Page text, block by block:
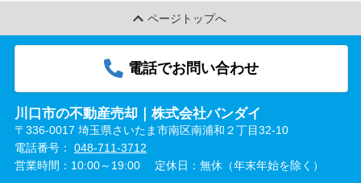
ページトップへ
電話でお問い合わせ
川口市の不動産売却｜株式会社バンダイ
〒336-0017 埼玉県さいたま市南区南浦和２丁目32-10
電話番号： 048-711-3712
営業時間：10:00～19:00
定休日：無休（年末年始を除く）